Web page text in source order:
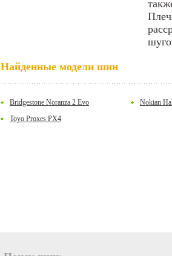
Найденные модели шин
Bridgestone Noranza 2 Evo
Nokian
Toyo Proxes PX4